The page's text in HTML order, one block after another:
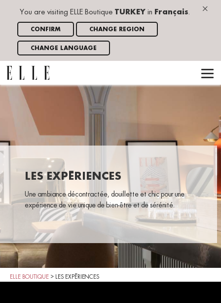
×
You are visiting ELLE Boutique TURKEY in Français.
CONFIRM CHANGE REGION
CHANGE LANGUAGE
LES EXPÉRIENCES
Une ambiance décontractée, douillette et chic pour une
expérience de vie unique de bien-être et de sérénité.
ELLE BOUTIQUE > LES EXPÉRIENCES